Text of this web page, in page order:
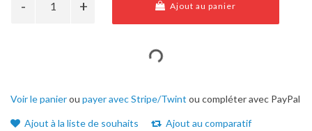
Ajout au panier
Voir le panierou payer avec Stripe/Twint ou compléter avec PayPal
Ajout à la liste de souhaits Ajout au comparatif